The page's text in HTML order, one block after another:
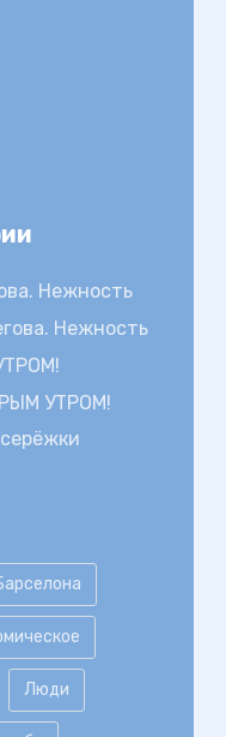
Нежность
Нежность
УТРОМ!
Люди